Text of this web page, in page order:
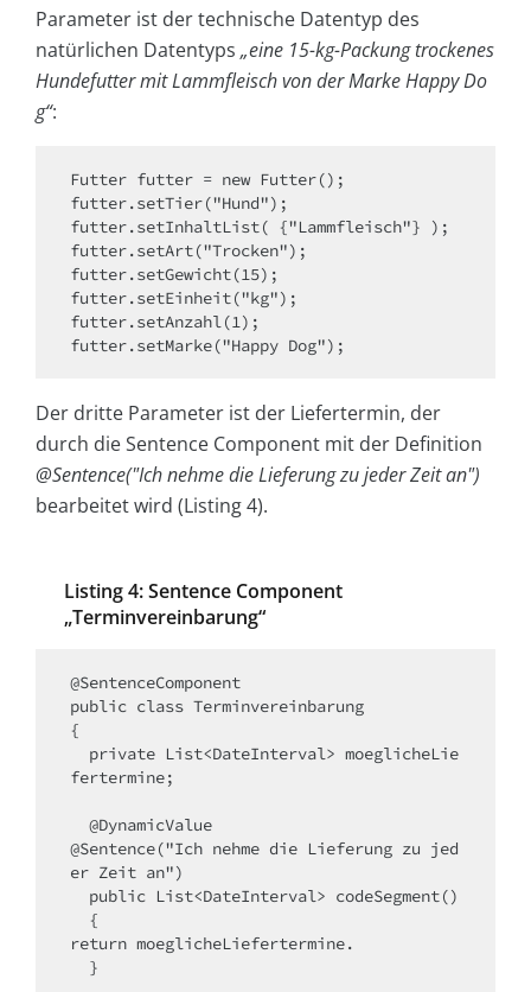
Parameter ist der technische Datentyp des
natürlichen Datentyps „eine 15-kg-Packung trockenes
Hundefutter mit Lammfleisch von der Marke Happy Do
g“:
Futter futter = new Futter();
futter.setTier("Hund");
futter.setInhaltList( {"Lammfleisch"} );
futter.setArt("Trocken");
futter.setGewicht(15);
futter.setEinheit("kg");
futter.setAnzahl(1);
futter.setMarke("Happy Dog");
Der dritte Parameter ist der Liefertermin, der
durch die Sentence Component mit der Definition
@Sentence("Ich nehme die Lieferung zu jeder Zeit an")
bearbeitet wird (Listing 4).
Listing 4: Sentence Component
„Terminvereinbarung“
@SentenceComponent
public class Terminvereinbarung
{
fertermine;
@Sentence("Ich nehme die Lieferung zu jed
er Zeit an")
return moeglicheLiefertermine.